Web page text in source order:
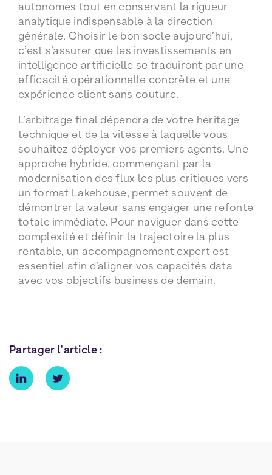
autonomes tout en conservant la rigueur
analytique indispensable à la direction
générale. Choisir le bon socle aujourd’hui,
c’est s’assurer que les investissements en
intelligence artificielle se traduiront par une
efficacité opérationnelle concrète et une
expérience client sans couture.
L’arbitrage final dépendra de votre héritage
technique et de la vitesse à laquelle vous
souhaitez déployer vos premiers agents. Une
approche hybride, commençant par la
modernisation des flux les plus critiques vers
un format Lakehouse, permet souvent de
démontrer la valeur sans engager une refonte
totale immédiate. Pour naviguer dans cette
complexité et définir la trajectoire la plus
rentable, un accompagnement expert est
essentiel afin d’aligner vos capacités data
avec vos objectifs business de demain.
Partager l'article :